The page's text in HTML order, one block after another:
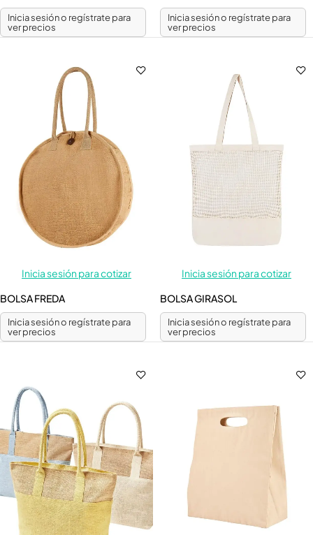
Inicia sesión o regístrate para
ver precios
Inicia sesión o regístrate para
ver precios
Inicia sesión para cotizar
BOLSA FREDA
Inicia sesión o regístrate para
ver precios
Inicia sesión para cotizar
BOLSA GIRASOL
Inicia sesión o regístrate para
ver precios